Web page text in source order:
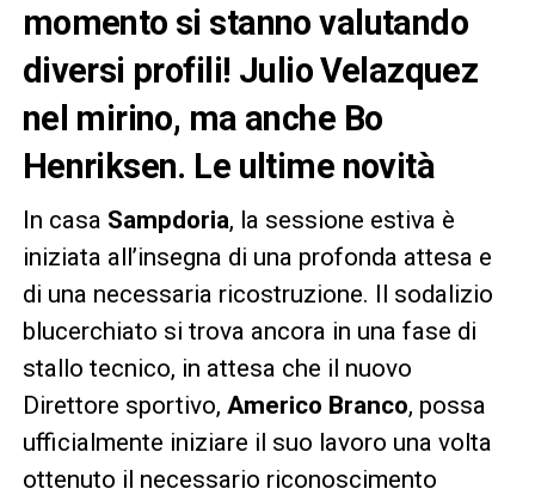
momento si stanno valutando
diversi profili! Julio Velazquez
nel mirino, ma anche Bo
Henriksen. Le ultime novità
In casa Sampdoria, la sessione estiva è
iniziata all’insegna di una profonda attesa e
di una necessaria ricostruzione. Il sodalizio
blucerchiato si trova ancora in una fase di
stallo tecnico, in attesa che il nuovo
Direttore sportivo, Americo Branco, possa
ufficialmente iniziare il suo lavoro una volta
ottenuto il necessario riconoscimento